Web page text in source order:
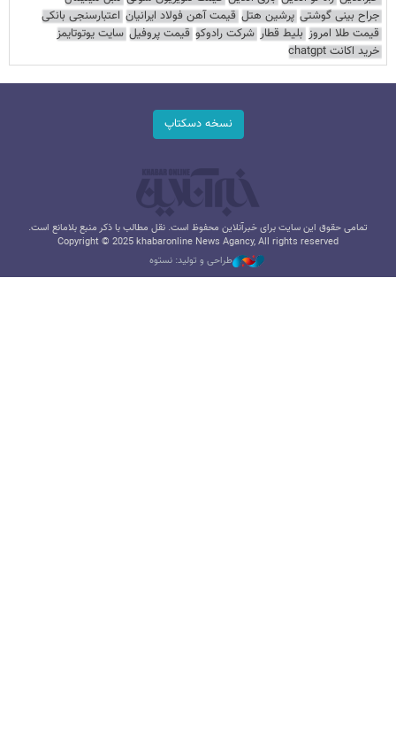
جراح بینی گوشتی پرشین هتل قیمت آهن فولاد ایرانیان اعتبارسنجی بانکی
قیمت طلا امروز بلیط قطار شرکت رادوکو قیمت پروفیل سایت یوتوتایمز
خرید اکانت chatgpt
نسخه دسکتاپ
تمامی حقوق این سایت برای خبرآنلاین محفوظ است. نقل مطالب با ذکر منبع بلامانع است.
Copyright © 2025 khabaronline News Agancy, All rights reserved
طراحی و تولید: نستوه